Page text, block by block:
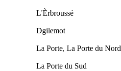
L'Èrbroussé
Dgilemot
La Porte, La Porte du Nord
La Porte du Sud